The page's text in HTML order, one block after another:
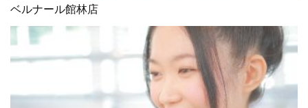
ベルナール館林店